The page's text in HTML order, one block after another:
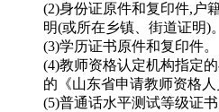
(2)身份证原件和复印件,户
明(或所在乡镇、街道证明)。
(3)学历证书原件和复印件。
(4)教师资格认定机构指定
的《山东省申请教师资格人
(5)普通话水平测试等级证书